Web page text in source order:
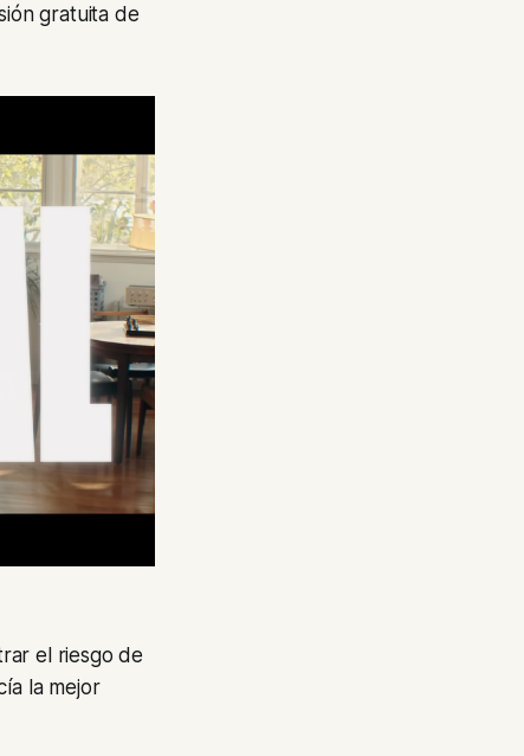
gratuita de
el riesgo de
la mejor